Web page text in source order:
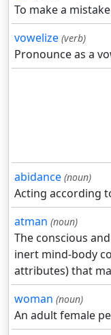
To make a
vowelize (verb)
Pronounce as a
abidance (noun)
Acting according
atman (noun)
The conscious
inert mind-body
attributes) that
woman (noun)
An adult female